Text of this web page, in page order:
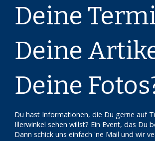
Deine
Deine
Deine
Du hast Informationen, die Du gerne auf
Illerwinkel sehen willst? Ein Event, das Du
Dann schick uns einfach 'ne Mail und wir